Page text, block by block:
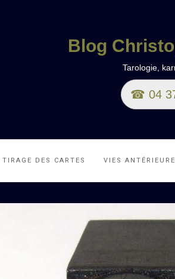
Blog
Tarologie,
☎ 04
TIRAGE DES CARTES VIES